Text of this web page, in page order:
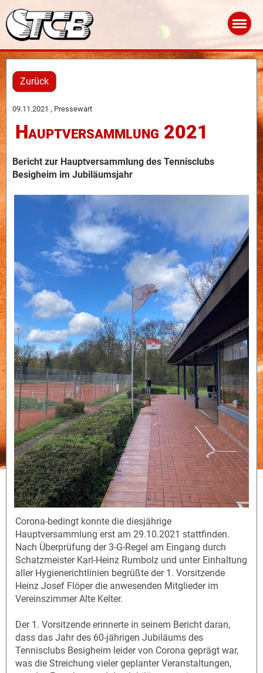
Zurück
09.11.2021 , Pressewart
Hauptversammlung 2021
Bericht zur Hauptversammlung des Tennisclubs
Besigheim im Jubiläumsjahr
Corona-bedingt konnte die diesjährige
Hauptversammlung erst am 29.10.2021 stattfinden.
Nach Überprüfung der 3-G-Regel am Eingang durch
Schatzmeister Karl-Heinz Rumbolz und unter Einhaltung
aller Hygienerichtlinien begrüßte der 1. Vorsitzende
Heinz Josef Flöper die anwesenden Mitglieder im
Vereinszimmer Alte Kelter.
Der 1. Vorsitzende erinnerte in seinem Bericht daran,
dass das Jahr des 60-jährigen Jubiläums des
Tennisclubs Besigheim leider von Corona geprägt war,
was die Streichung vieler geplanter Veranstaltungen,